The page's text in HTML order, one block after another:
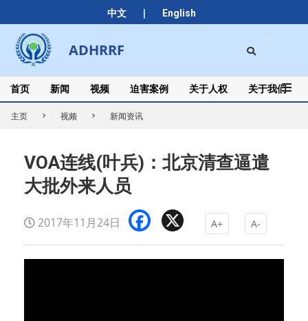
中文 | English
to
content
ADHRRF
Secondary
Navigation
Menu
首页 新闻 视频 迫害案例 关于人权 关于我们
主页 视频 新闻资讯
VOA连线(叶兵)：北京清查逼遣
大批外来人员
2017年11月24日 Facebook A+ A-